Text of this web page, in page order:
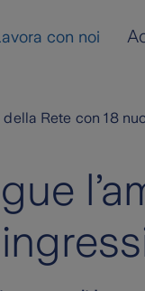
con noi
Rete con 18